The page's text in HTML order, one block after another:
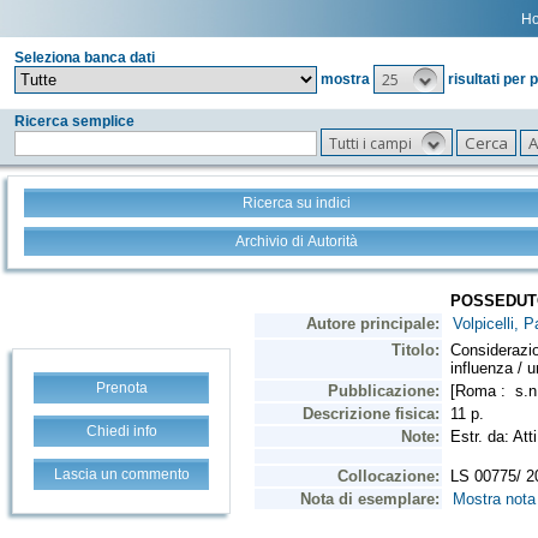
Seleziona banca dati
mostra
25 risultati per
Ricerca semplice
Tutti i campi
Ricerca su indici
Archivio di Autorità
Prenota
Chiedi info
Lascia un commento